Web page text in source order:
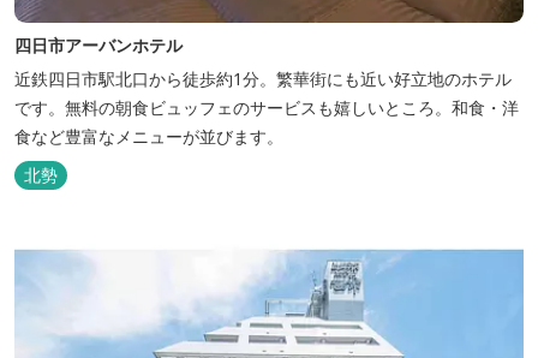
四日市アーバンホテル
近鉄四日市駅北口から徒歩約1分。繁華街にも近い好立地のホテル
です。無料の朝食ビュッフェのサービスも嬉しいところ。和食・洋
食など豊富なメニューが並びます。
北勢